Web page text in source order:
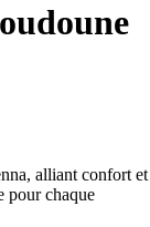
alliant confort et
pour chaque